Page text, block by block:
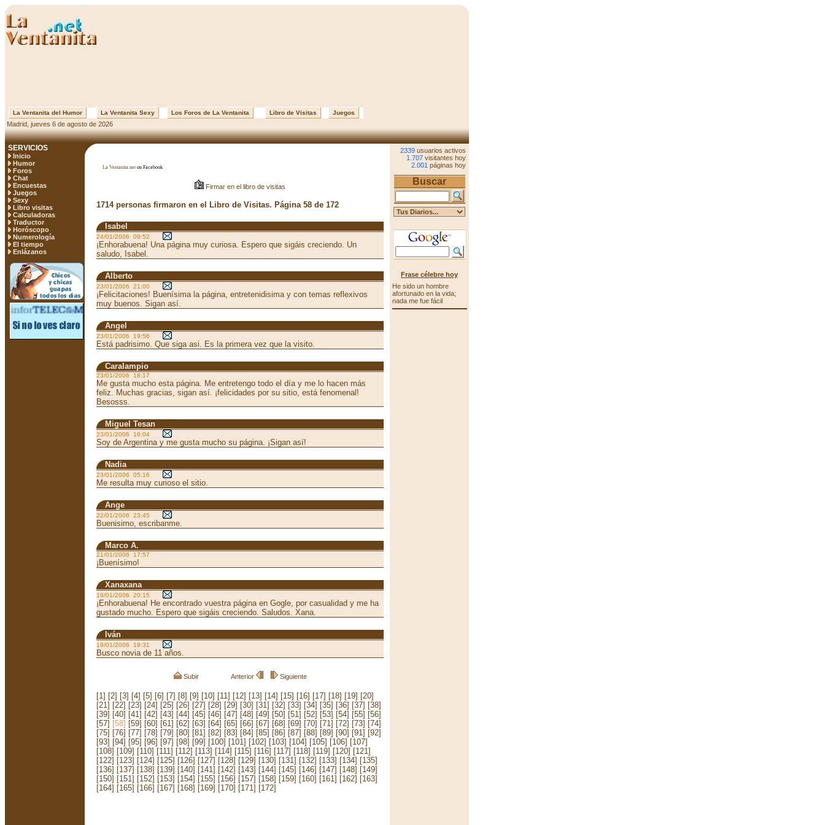
La Ventanita del Humor La Ventanita Sexy Los Foros de La Ventanita Libro de Visitas Juegos
Madrid, jueves 6 de agosto de 2026
SERVICIOS
Inicio
Humor
Foros
Chat
Encuestas
Juegos
Sexy
Libro visitas
Calculadoras
Traductor
Horóscopo
Numerología
El tiempo
Enlázanos
La Ventanita.net on Facebook
Firmar en el libro de visitas
1714 personas firmaron en el Libro de Visitas. Página 58 de 172
Isabel
24/01/2006 09:52
¡Enhorabuena! Una página muy curiosa. Espero que sigáis creciendo. Un
saludo, Isabel.
Alberto
23/01/2006 21:00
¡Felicitaciones! Buenísima la página, entretenidisima y con temas reflexivos
muy buenos. Sigan así.
Angel
23/01/2006 19:56
Está padrisimo. Que siga asi. Es la primera vez que la visito.
Caralampio
23/01/2006 18:17
Me gusta mucho esta página. Me entretengo todo el día y me lo hacen más
feliz. Muchas gracias, sigan así. ¡felicidades por su sitio, está fenomenal!
Besosss.
Miguel Tesan
23/01/2006 16:04
Soy de Argentina y me gusta mucho su página. ¡Sigan así!
Nadia
23/01/2006 05:16
Me resulta muy curioso el sitio.
Ange
22/01/2006 23:45
Buenisimo, escribanme.
Marco A.
21/01/2006 17:57
¡Buenísimo!
Xanaxana
19/01/2006 20:15
¡Enhorabuena! He encontrado vuestra página en Gogle, por casualidad y me ha
gustado mucho. Espero que sigáis creciendo. Saludos. Xana.
Iván
19/01/2006 19:31
Busco novia de 11 años.
Subir Anterior Siguiente
[1] [2] [3] [4] [5] [6] [7] [8] [9] [10] [11] [12] [13] [14] [15] [16] [17] [18] [19] [20]
[21] [22] [23] [24] [25] [26] [27] [28] [29] [30] [31] [32] [33] [34] [35] [36] [37] [38]
[39] [40] [41] [42] [43] [44] [45] [46] [47] [48] [49] [50] [51] [52] [53] [54] [55] [56]
[57] [58] [59] [60] [61] [62] [63] [64] [65] [66] [67] [68] [69] [70] [71] [72] [73] [74]
[75] [76] [77] [78] [79] [80] [81] [82] [83] [84] [85] [86] [87] [88] [89] [90] [91] [92]
[93] [94] [95] [96] [97] [98] [99] [100] [101] [102] [103] [104] [105] [106] [107]
[108] [109] [110] [111] [112] [113] [114] [115] [116] [117] [118] [119] [120] [121]
[122] [123] [124] [125] [126] [127] [128] [129] [130] [131] [132] [133] [134] [135]
[136] [137] [138] [139] [140] [141] [142] [143] [144] [145] [146] [147] [148] [149]
[150] [151] [152] [153] [154] [155] [156] [157] [158] [159] [160] [161] [162] [163]
[164] [165] [166] [167] [168] [169] [170] [171] [172]
2339 usuarios activos
1.707 visitantes hoy
2.001 páginas hoy
Buscar
Frase célebre hoy
He sido un hombre
afortunado en la vida;
nada me fue fácil